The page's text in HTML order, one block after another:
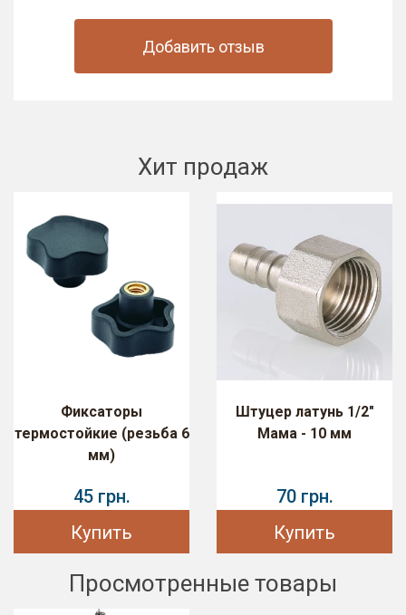
Добавить отзыв
Хит продаж
Фиксаторы
термостойкие (резьба 6
мм)
45 грн.
Купить
Штуцер латунь 1/2"
Мама - 10 мм
70 грн.
Купить
Просмотренные товары